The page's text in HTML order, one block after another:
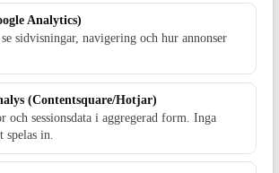
grundat 1991 som sedan 2002 ger
och 2010 lanserades Värnamo.nu. Från
Skillingaryd.nu tre kommuner: Gnosjö,
och Vaggeryds kommun.
Kontakta oss
Analytics)
sidvisningar, navigering och hur annonser
(Contentsquare/Hotjar)
och sessionsdata i aggregerad form. Inga
spelas in.